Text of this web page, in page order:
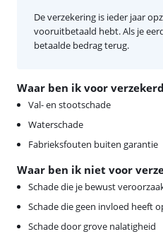
Waar ben ik voor
Val- en stootschade
Waterschade
Fabrieksfouten buiten garantie
Waar ben ik niet voor
Schade die je bewust
Schade die geen invloed heeft
Schade door grove nalatigheid
De verzekering is ieder jaar
vooruitbetaald hebt. Als je
betaalde bedrag terug.